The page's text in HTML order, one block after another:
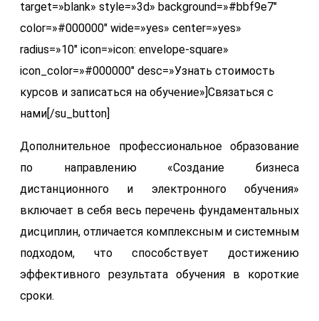
target=»blank» style=»3d» background=»#bbf9e7″
color=»#000000″ wide=»yes» center=»yes»
radius=»10″ icon=»icon: envelope-square»
icon_color=»#000000″ desc=»Узнать стоимость
курсов и записаться на обучение»]Связаться с
нами[/su_button]
Дополнительное профессиональное образование
по направлению «Создание бизнеса
дистанционного и электронного обучения»
включает в себя весь перечень фундаментальных
дисциплин, отличается комплексным и системным
подходом, что способствует достижению
эффективного результата обучения в короткие
сроки.